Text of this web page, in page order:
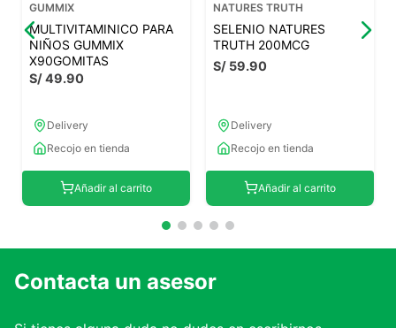
GUMMIX
MULTIVITAMINICO PARA
NIÑOS GUMMIX
X90GOMITAS
S/49.90
Delivery
Recojo en tienda
Añadir al carrito
NATURES TRUTH
SELENIO NATURES
TRUTH 200MCG
S/ 59.90
Delivery
Recojo en tienda
Añadir al carrito
Contacta un asesor